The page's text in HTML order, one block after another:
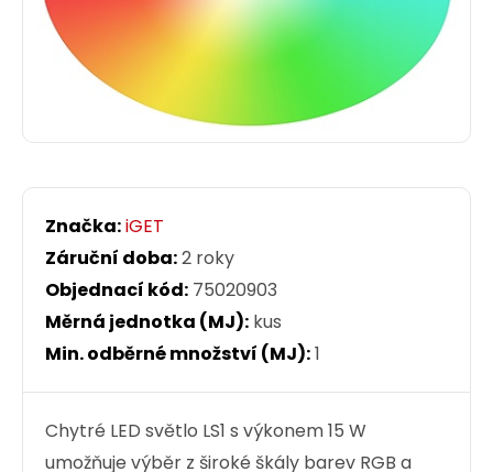
Značka:iGET
Záruční doba:2 roky
Objednací kód: 75020903
Měrná jednotka (MJ): kus
Min. odběrné množství (MJ):1
Chytré LED světlo LS1 s výkonem 15 W
umožňuje výběr z široké škály barev RGB a